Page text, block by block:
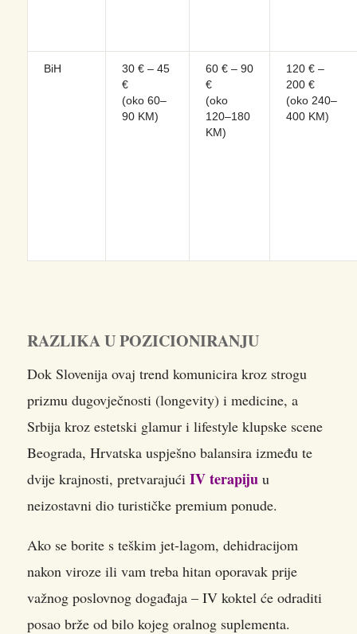
BiH
30 € – 45
€
(oko 60–
90 KM)
60 € – 90
€
(oko
120–180
KM)
120 € –
200 €
(oko 240–
400 KM)
RAZLIKA U POZICIONIRANJU
Dok Slovenija ovaj trend komunicira kroz strogu
prizmu dugovječnosti (longevity) i medicine, a
Srbija kroz estetski glamur i lifestyle klupske scene
Beograda, Hrvatska uspješno balansira između te
dvije krajnosti, pretvarajući IV terapiju u
neizostavni dio turističke premium ponude.
Ako se borite s teškim jet-lagom, dehidracijom
nakon viroze ili vam treba hitan oporavak prije
važnog poslovnog događaja – IV koktel će odraditi
posao brže od bilo kojeg oralnog suplementa.